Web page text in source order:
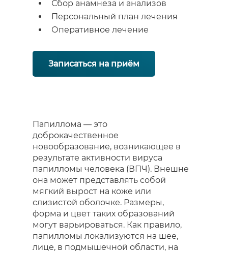
Сбор анамнеза и анализов
Персональный план лечения
Оперативное лечение
Записаться на приём
Папиллома — это
доброкачественное
новообразование, возникающее в
результате активности вируса
папилломы человека (ВПЧ). Внешне
она может представлять собой
мягкий вырост на коже или
слизистой оболочке. Размеры,
форма и цвет таких образований
могут варьироваться. Как правило,
папилломы локализуются на шее,
лице, в подмышечной области, на